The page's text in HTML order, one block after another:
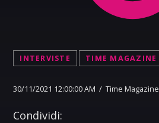
INTERVISTE TIME MAGAZINE
30/11/2021 12:00:00 AM / Time Magazine
Condividi: